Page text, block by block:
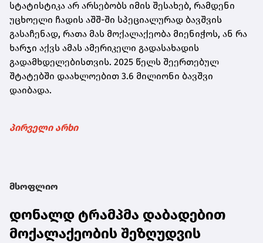
სტატისტიკა არ არსებობს იმის შესახებ, რამდენი
უცხოელი ჩადის აშშ-ში სპეციალურად ბავშვის
გასაჩენად, რათა მას მოქალაქეობა მიენიჭოს, ან რა
ხარჯი აქვს ამას ამერიკელი გადასახადის
გადამხდელებისთვის. 2025 წელს შეერთებულ
შტატებში დაახლოებით 3.6 მილიონი ბავშვი
დაიბადა.
პირველი არხი
მსოფლიო
დონალდ ტრამპმა დაბადებით
მოქალაქეობის შეზღუდვის